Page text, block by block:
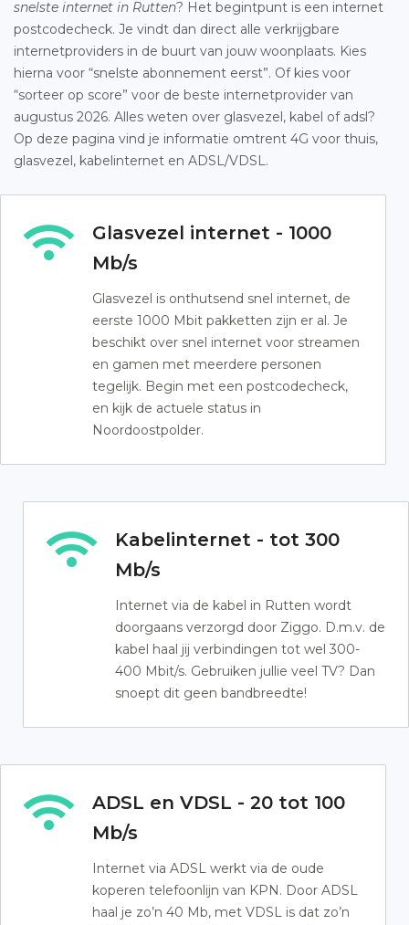
snelste internet in Rutten? Het begintpunt is een internet
postcodecheck. Je vindt dan direct alle verkrijgbare
internetproviders in de buurt van jouw woonplaats. Kies
hierna voor “snelste abonnement eerst”. Of kies voor
“sorteer op score” voor de beste internetprovider van
augustus 2026. Alles weten over glasvezel, kabel of adsl?
Op deze pagina vind je informatie omtrent 4G voor thuis,
glasvezel, kabelinternet en ADSL/VDSL.
Glasvezel internet - 1000
Mb/s
Glasvezel is onthutsend snel internet, de
eerste 1000 Mbit pakketten zijn er al. Je
beschikt over snel internet voor streamen
en gamen met meerdere personen
tegelijk. Begin met een postcodecheck,
en kijk de actuele status in
Noordoostpolder.
Kabelinternet - tot 300
Mb/s
Internet via de kabel in Rutten wordt
doorgaans verzorgd door Ziggo. D.m.v. de
kabel haal jij verbindingen tot wel 300-
400 Mbit/s. Gebruiken jullie veel TV? Dan
snoept dit geen bandbreedte!
ADSL en VDSL - 20 tot 100
Mb/s
Internet via ADSL werkt via de oude
koperen telefoonlijn van KPN. Door ADSL
haal je zo’n 40 Mb, met VDSL is dat zo’n